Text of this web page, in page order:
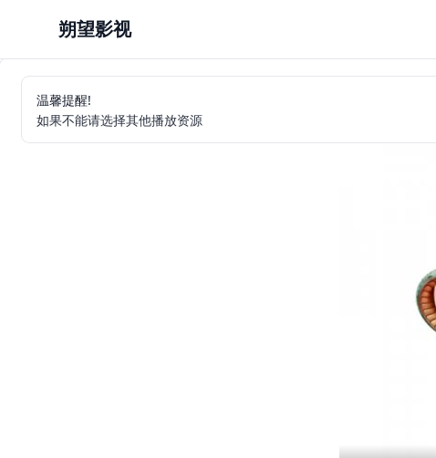
朔望影视
温馨提醒!
如果不能请选择其他播放资源